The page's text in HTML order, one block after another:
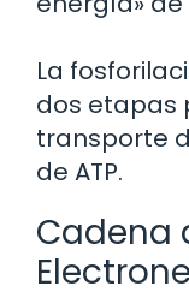
La
dos etapas
transporte
de ATP.
Cadena